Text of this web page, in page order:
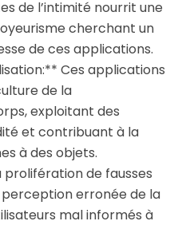
de l’intimité nourrit une
cherchant un
de ces applications.
Ces applications
de la
exploitant des
et contribuant à la
à des objets.
de fausses
erronée de la
mal informés à